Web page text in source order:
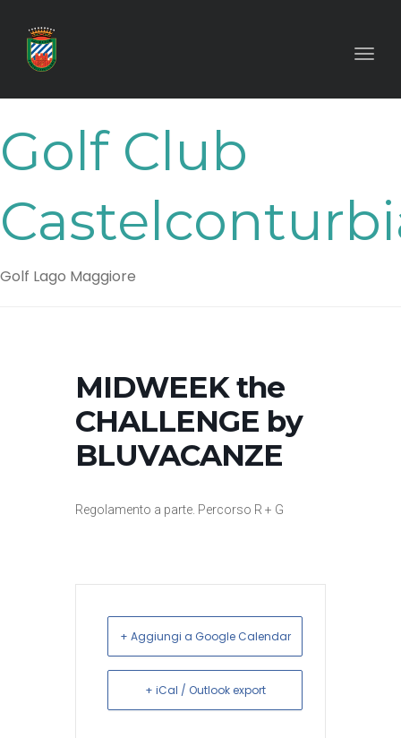
Golf Club
Golf Lago Maggiore
MIDWEEK the
CHALLENGE by
BLUVACANZE
Regolamento a parte. Percorso R + G
+ Aggiungi a Google Calendar
+ iCal / Outlook export